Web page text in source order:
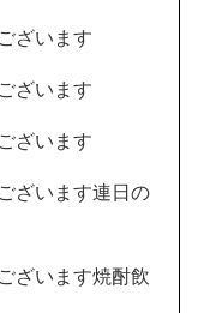
ざいます
ざいます
ざいます
ざいます連日の
ざいます焼酎飲